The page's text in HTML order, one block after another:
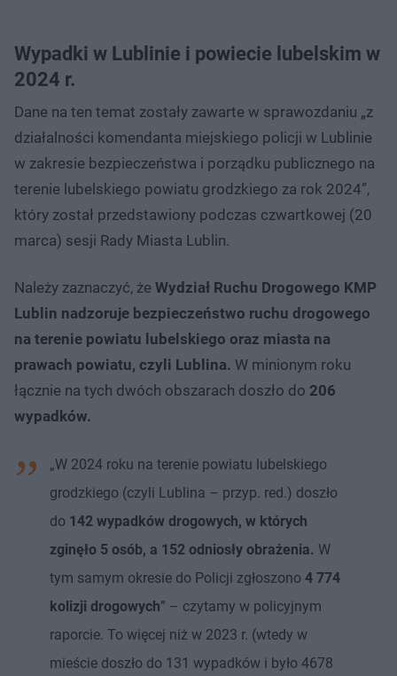
Wypadki w Lublinie i powiecie lubelskim w
2024 r.
Dane na ten temat zostały zawarte w sprawozdaniu „z
działalności komendanta miejskiego policji w Lublinie
w zakresie bezpieczeństwa i porządku publicznego na
terenie lubelskiego powiatu grodzkiego za rok 2024”,
który został przedstawiony podczas czwartkowej (20
marca) sesji Rady Miasta Lublin.
Należy zaznaczyć, że Wydział Ruchu Drogowego KMP
Lublin nadzoruje bezpieczeństwo ruchu drogowego
na terenie powiatu lubelskiego oraz miasta na
prawach powiatu, czyli Lublina. W minionym roku
łącznie na tych dwóch obszarach doszło do 206
wypadków.
„W 2024 roku na terenie powiatu lubelskiego
grodzkiego (czyli Lublina – przyp. red.) doszło
do 142 wypadków drogowych, w których
zginęło 5 osób, a 152 odniosły obrażenia. W
tym samym okresie do Policji zgłoszono 4 774
kolizji drogowych” – czytamy w policyjnym
raporcie. To więcej niż w 2023 r. (wtedy w
mieście doszło do 131 wypadków i było 4678